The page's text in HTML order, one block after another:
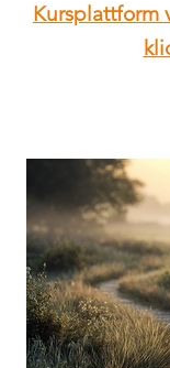
Kursplattform